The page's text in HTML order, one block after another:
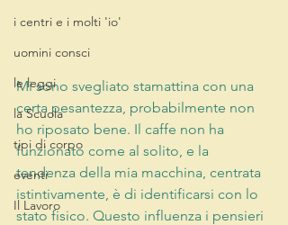
i centri e i molti 'io'
uomini consci
le leggi
la Scuola
tipi di corpo
eventi
Il Lavoro
Mi sono svegliato stamattina con una
certa pesantezza, probabilmente non
ho riposato bene. Il caffe non ha
funzionato come al solito, e la
tendenza della mia macchina, centrata
istintivamente, è di identificarsi con lo
stato fisico. Questo influenza i pensieri